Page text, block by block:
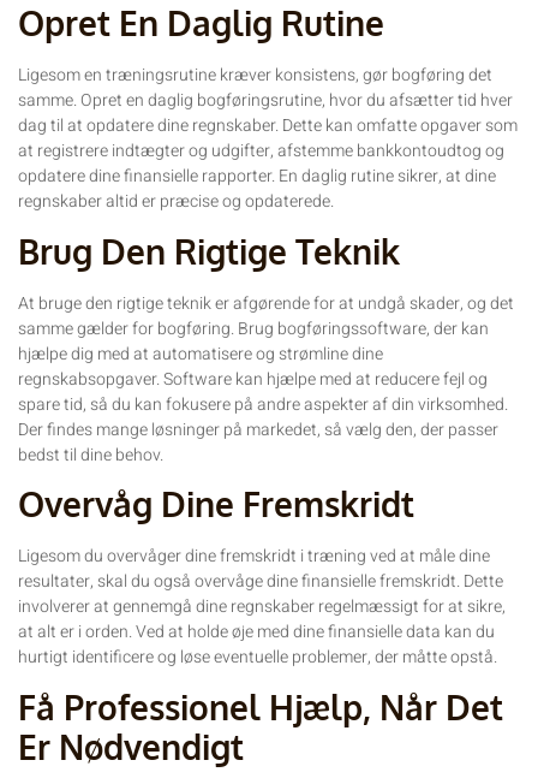
Opret En Daglig Rutine
Ligesom en træningsrutine kræver konsistens, gør bogføring det
samme. Opret en daglig bogføringsrutine, hvor du afsætter tid hver
dag til at opdatere dine regnskaber. Dette kan omfatte opgaver som
at registrere indtægter og udgifter, afstemme bankkontoudtog og
opdatere dine finansielle rapporter. En daglig rutine sikrer, at dine
regnskaber altid er præcise og opdaterede.
Brug Den Rigtige Teknik
At bruge den rigtige teknik er afgørende for at undgå skader, og det
samme gælder for bogføring. Brug bogføringssoftware, der kan
hjælpe dig med at automatisere og strømline dine
regnskabsopgaver. Software kan hjælpe med at reducere fejl og
spare tid, så du kan fokusere på andre aspekter af din virksomhed.
Der findes mange løsninger på markedet, så vælg den, der passer
bedst til dine behov.
Overvåg Dine Fremskridt
Ligesom du overvåger dine fremskridt i træning ved at måle dine
resultater, skal du også overvåge dine finansielle fremskridt. Dette
involverer at gennemgå dine regnskaber regelmæssigt for at sikre,
at alt er i orden. Ved at holde øje med dine finansielle data kan du
hurtigt identificere og løse eventuelle problemer, der måtte opstå.
Få Professionel Hjælp, Når Det
Er Nødvendigt